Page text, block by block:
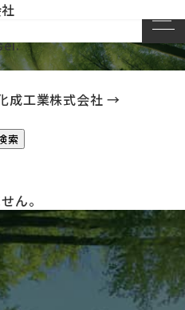
bykug
.
成工業株式会社→
索
ん。